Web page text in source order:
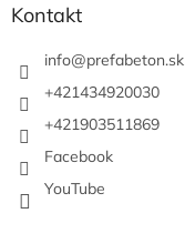
Kontakt
info@prefabeton.sk
+421434920030
+421903511869
Facebook
YouTube